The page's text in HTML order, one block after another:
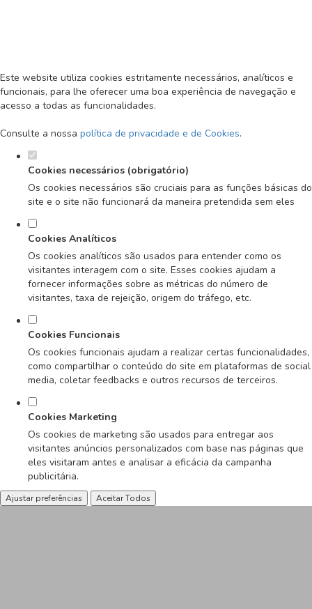
Este website utiliza cookies estritamente necessários, analíticos e
funcionais, para lhe oferecer uma boa experiência de navegação e
acesso a todas as funcionalidades.
Consulte a nossa política de privacidade e de Cookies.
Cookies necessários (obrigatório)
Os cookies necessários são cruciais para as funções básicas do
site e o site não funcionará da maneira pretendida sem eles
Cookies Analíticos
Os cookies analíticos são usados para entender como os
visitantes interagem com o site. Esses cookies ajudam a
fornecer informações sobre as métricas do número de
visitantes, taxa de rejeição, origem do tráfego, etc.
Cookies Funcionais
Os cookies funcionais ajudam a realizar certas funcionalidades,
como compartilhar o conteúdo do site em plataformas de social
media, coletar feedbacks e outros recursos de terceiros.
Cookies Marketing
Os cookies de marketing são usados para entregar aos
visitantes anúncios personalizados com base nas páginas que
eles visitaram antes e analisar a eficácia da campanha
publicitária.
Ajustar preferências Aceitar Todos